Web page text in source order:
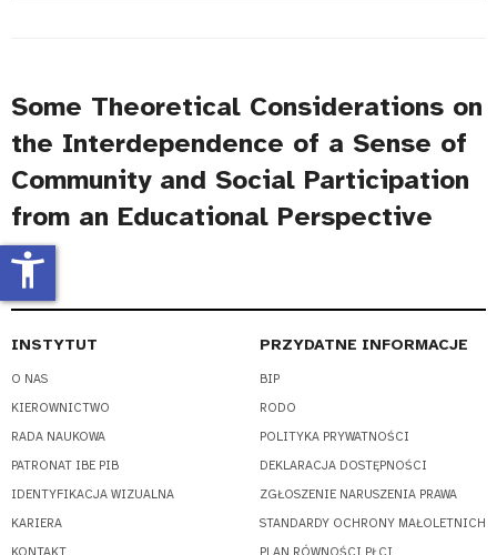
Some Theoretical Considerations on
the Interdependence of a Sense of
Community and Social Participation
from an Educational Perspective
INSTYTUT
O NAS
KIEROWNICTWO
RADA NAUKOWA
PATRONAT IBE PIB
IDENTYFIKACJA WIZUALNA
KARIERA
PRZYDATNE INFORMACJE
BIP
RODO
POLITYKA PRYWATNOŚCI
DEKLARACJA DOSTĘPNOŚCI
ZGŁOSZENIE NARUSZENIA PRAWA
STANDARDY OCHRONY MAŁOLETNICH
accessibility_new